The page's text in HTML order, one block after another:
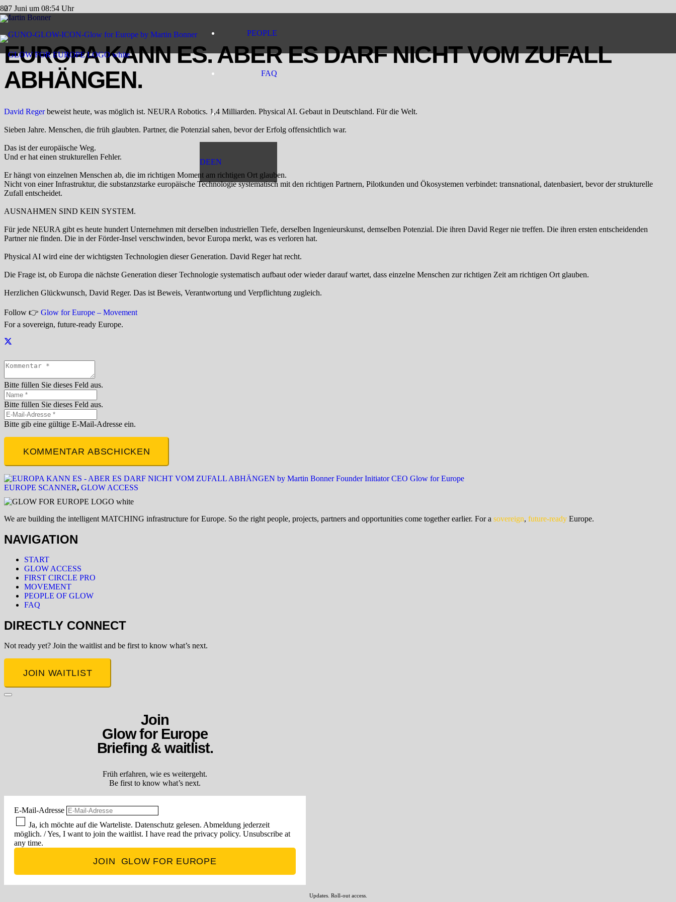
PEOPLE
FAQ
DEEN
27 Juni um 08:54 Uhr
Martin Bonner
EUROPA KANN ES. ABER ES DARF NICHT VOM ZUFALL
ABHÄNGEN.
David Regerbeweist heute, was möglich ist. NEURA Robotics. 1,4 Milliarden. Physical AI. Gebaut in Deutschland. Für die Welt.
Sieben Jahre. Menschen, die früh glaubten. Partner, die Potenzial sahen, bevor der Erfolg offensichtlich war.
Das ist der europäische Weg.
Und er hat einen strukturellen Fehler.
Er hängt von einzelnen Menschen ab, die im richtigen Moment am richtigen Ort glauben.
Nicht von einer Infrastruktur, die substanzstarke europäische Technologie systematisch mit den richtigen Partnern, Pilotkunden und Ökosystemen verbindet: transnational, datenbasiert, bevor der strukturelle
Zufall entscheidet.
AUSNAHMEN SIND KEIN SYSTEM.
Für jede NEURA gibt es heute hundert Unternehmen mit derselben industriellen Tiefe, derselben Ingenieurskunst, demselben Potenzial. Die ihren David Reger nie treffen. Die ihren ersten entscheidenden
Partner nie finden. Die in der Förder-Insel verschwinden, bevor Europa merkt, was es verloren hat.
Physical AI wird eine der wichtigsten Technologien dieser Generation. David Reger hat recht.
Die Frage ist, ob Europa die nächste Generation dieser Technologie systematisch aufbaut oder wieder darauf wartet, dass einzelne Menschen zur richtigen Zeit am richtigen Ort glauben.
Herzlichen Glückwunsch, David Reger. Das ist Beweis, Verantwortung und Verpflichtung zugleich.
Follow 👉 Glow for Europe – Movement
For a sovereign, future-ready Europe.
Bitte füllen Sie dieses Feld aus.
Bitte füllen Sie dieses Feld aus.
Bitte gib eine gültige E-Mail-Adresse ein.
KOMMENTAR ABSCHICKEN
EUROPE SCANNER, GLOW ACCESS
We are building the intelligent MATCHING infrastructure for Europe. So the right people, projects, partners and opportunities come together earlier. For a sovereign, future-ready Europe.
NAVIGATION
START
GLOW ACCESS
FIRST CIRCLE PRO
MOVEMENT
PEOPLE OF GLOW
FAQ
DIRECTLY CONNECT
Not ready yet? Join the waitlist and be first to know what’s next.
JOIN WAITLIST
Join
Glow for Europe
Briefing & waitlist.
Früh erfahren, wie es weitergeht.
Be first to know what’s next.
E-Mail-Adresse
Ja, ich möchte auf die Warteliste. Datenschutz gelesen. Abmeldung jederzeit
möglich. / Yes, I want to join the waitlist. I have read the privacy policy. Unsubscribe at
any time.
Updates. Roll-out access.